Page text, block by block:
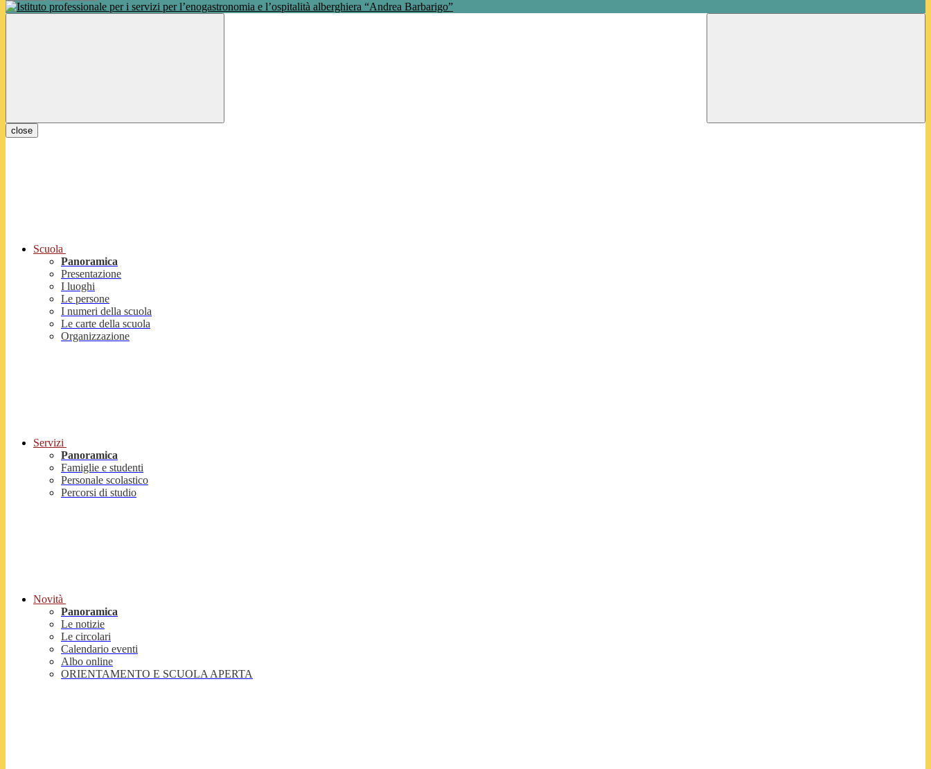
close
Scuola
Panoramica
Presentazione
I luoghi
Le persone
I numeri della scuola
Le carte della scuola
Organizzazione
Servizi
Panoramica
Famiglie e studenti
Personale scolastico
Percorsi di studio
Novità
Panoramica
Le notizie
Le circolari
Calendario eventi
Albo online
ORIENTAMENTO E SCUOLA APERTA